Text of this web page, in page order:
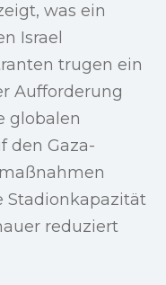
was ein
Israel
trugen ein
Aufforderung
globalen
den Gaza-
Stadionkapazität
reduziert